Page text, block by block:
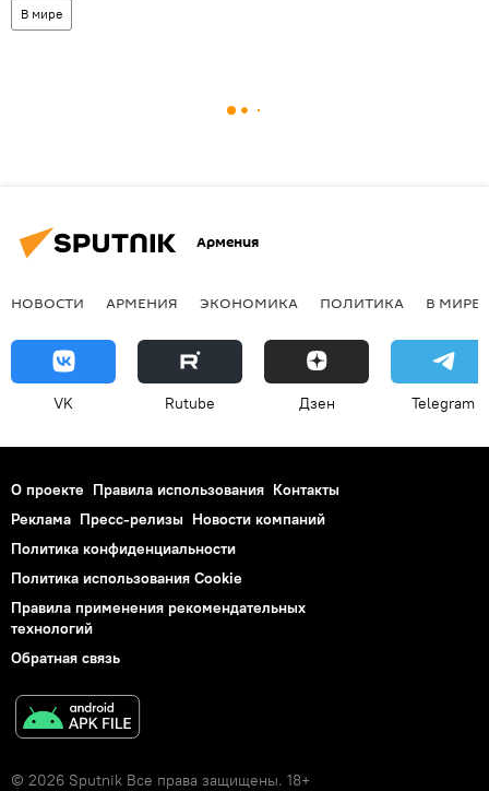
В мире
Армения
НОВОСТИ АРМЕНИЯ ЭКОНОМИКА ПОЛИТИКА В МИРЕ
VK Rutube Дзен Telegram
О проекте Правила использования Контакты
Реклама Пресс-релизы Новости компаний
Политика конфиденциальности
Политика использования Cookie
Правила применения рекомендательных
технологий
Обратная связь
© 2026 Sputnik Все права защищены. 18+